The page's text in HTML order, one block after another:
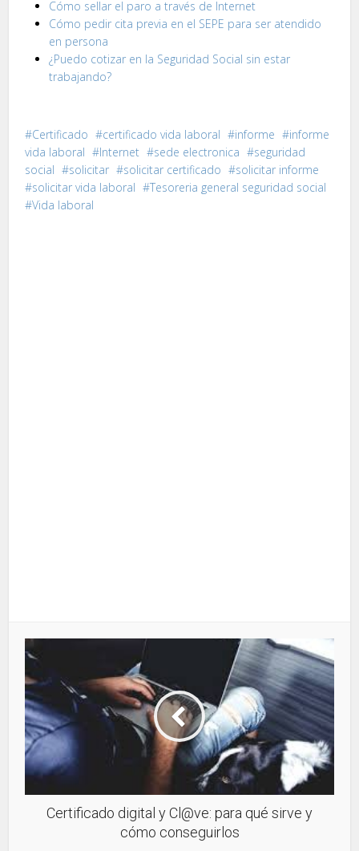
Cómo sellar el paro a través de Internet
Cómo pedir cita previa en el SEPE para ser atendido
en persona
¿Puedo cotizar en la Seguridad Social sin estar
trabajando?
Certificado certificado vida laboral informe
informe
vida laboral
Internet sede electronica
seguridad
social
solicitar solicitar certificado
solicitar informe
solicitar vida laboral
Tesoreria general seguridad social
Vida laboral
Certificado digital y Cl@ve: para qué sirve y
cómo conseguirlos